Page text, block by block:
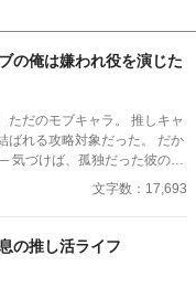
の俺は嫌われ役を演じた
モブキャラ。 推しキャ
る攻略対象だった。 だか
気づけば、孤独だった彼の隣
文字数：17,693
の推し活ライフ